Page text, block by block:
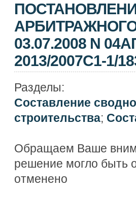
03.07.2008 N
2013/2007С1-1/
Разделы:
Составление
строительства;
Обращаем Ваше
решение могло быть
отменено